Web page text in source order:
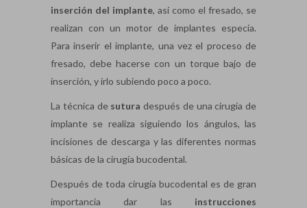
inserción del implante, así como el fresado, se
realizan con un motor de implantes especia.
Para inserir el implante, una vez el proceso de
fresado, debe hacerse con un torque bajo de
inserción, y irlo subiendo poco a poco.
La técnica de sutura después de una cirugía de
implante se realiza siguiendo los ángulos, las
incisiones de descarga y las diferentes normas
básicas de la cirugía bucodental.
Después de toda cirugía bucodental es de gran
importancia dar las instrucciones